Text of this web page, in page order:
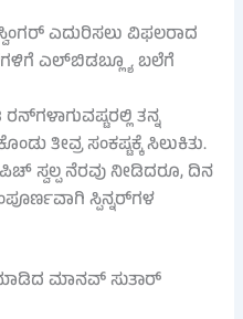
ಎದುರಿಸಲು ವಿಫಲರಾದ
ಎಲ್‌ಬಿಡಬ್ಲ್ಯೂ ಬಲೆಗೆ
ತನ್ನ
ತೀವ್ರ ಸಂಕಷ್ಟಕ್ಕೆ ಸಿಲುಕಿತು.
ಸ್ವಲ್ಪ ನೆರವು ನೀಡಿದರೂ, ದಿನ
ಸ್ಪಿನ್ನರ್‌ಗಳ
ಮಾನವ್ ಸುತಾರ್